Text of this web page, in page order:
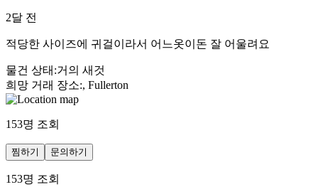
2달 전
적당한 사이즈에 귀걸이라서 어느옷이돈 잘 어울려요
물건 상태 :거의 새것
희망 거래 장소:, Fullerton
153명 조회
찜하기 문의하기
153명 조회